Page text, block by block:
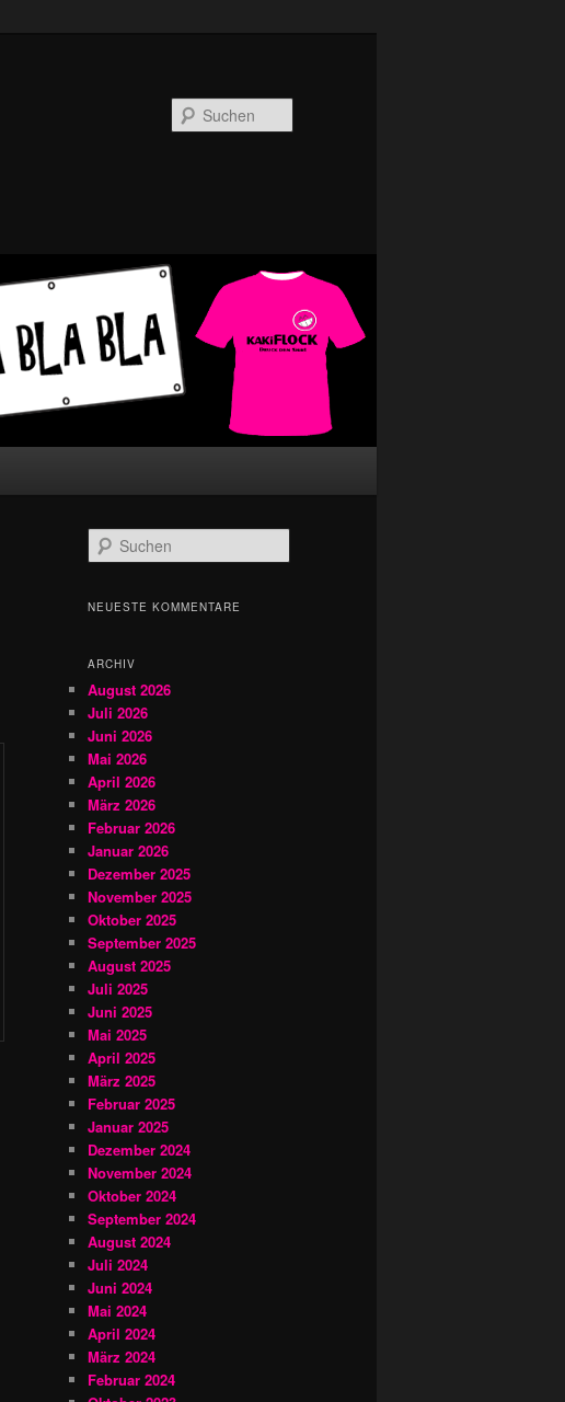
u
h
NEUESTE KOMMENTARE
ARCHIV
August 2026
Juli 2026
Juni 2026
Mai 2026
April 2026
März 2026
Februar 2026
Januar 2026
Dezember 2025
November 2025
Oktober 2025
September 2025
August 2025
Juli 2025
Juni 2025
Mai 2025
April 2025
März 2025
Februar 2025
Januar 2025
Dezember 2024
November 2024
Oktober 2024
September 2024
August 2024
Juli 2024
Juni 2024
Mai 2024
April 2024
März 2024
Februar 2024